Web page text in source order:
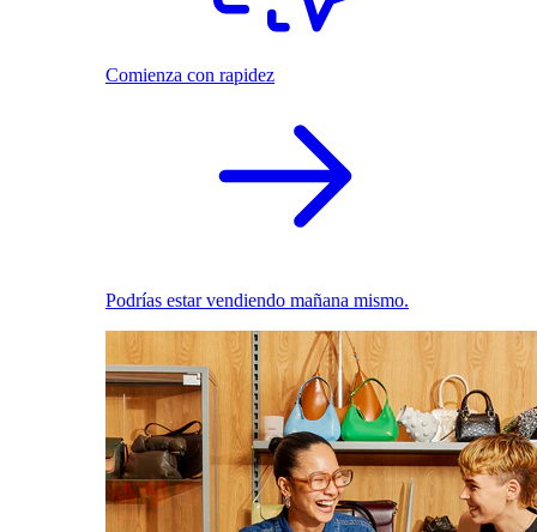
Comienza con rapidez
Podrías estar vendiendo mañana mismo.